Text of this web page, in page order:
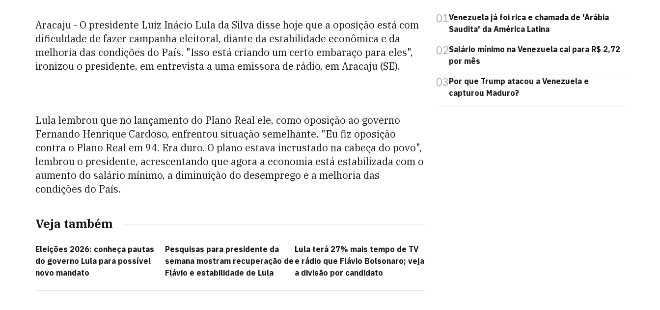
Aracaju - O presidente Luiz Inácio Lula da Silva disse hoje que a oposição está com
dificuldade de fazer campanha eleitoral, diante da estabilidade econômica e da
melhoria das condições do País. "Isso está criando um certo embaraço para eles",
ironizou o presidente, em entrevista a uma emissora de rádio, em Aracaju (SE).
Lula lembrou que no lançamento do Plano Real ele, como oposição ao governo
Fernando Henrique Cardoso, enfrentou situação semelhante. "Eu fiz oposição
contra o Plano Real em 94. Era duro. O plano estava incrustado na cabeça do povo",
lembrou o presidente, acrescentando que agora a economia está estabilizada com o
aumento do salário mínimo, a diminuição do desemprego e a melhoria das
condições do País.
Veja também
Eleições 2026: conheça pautas
do governo Lula para possível
novo mandato
Pesquisas para presidente da
semana mostram recuperação de
Flávio e estabilidade de Lula
Lula terá 27% mais tempo de TV
e rádio que Flávio Bolsonaro; veja
a divisão por candidato
01Venezuela já foi rica e chamada de 'Arábia
Saudita' da América Latina
02Salário mínimo na Venezuela cai para R$ 2,72
por mês
03Por que Trump atacou a Venezuela e
capturou Maduro?